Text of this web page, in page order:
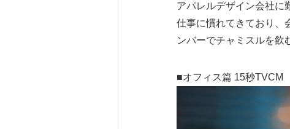
アパレルデザイン会社に
仕事に慣れてきており、
ンバーでチャミスルを飲
■オフィス篇 15秒TVCM